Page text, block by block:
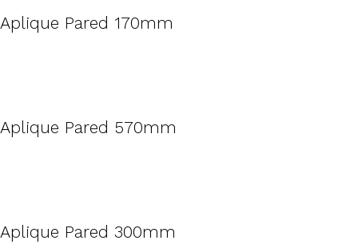
Aplique Pared 170mm
Aplique Pared 570mm
Aplique Pared 300mm